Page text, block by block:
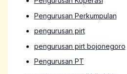
Pengurusan Perkumpulan
pengurusan pirt
pengurusan pirt bojonegoro
Pengurusan PT